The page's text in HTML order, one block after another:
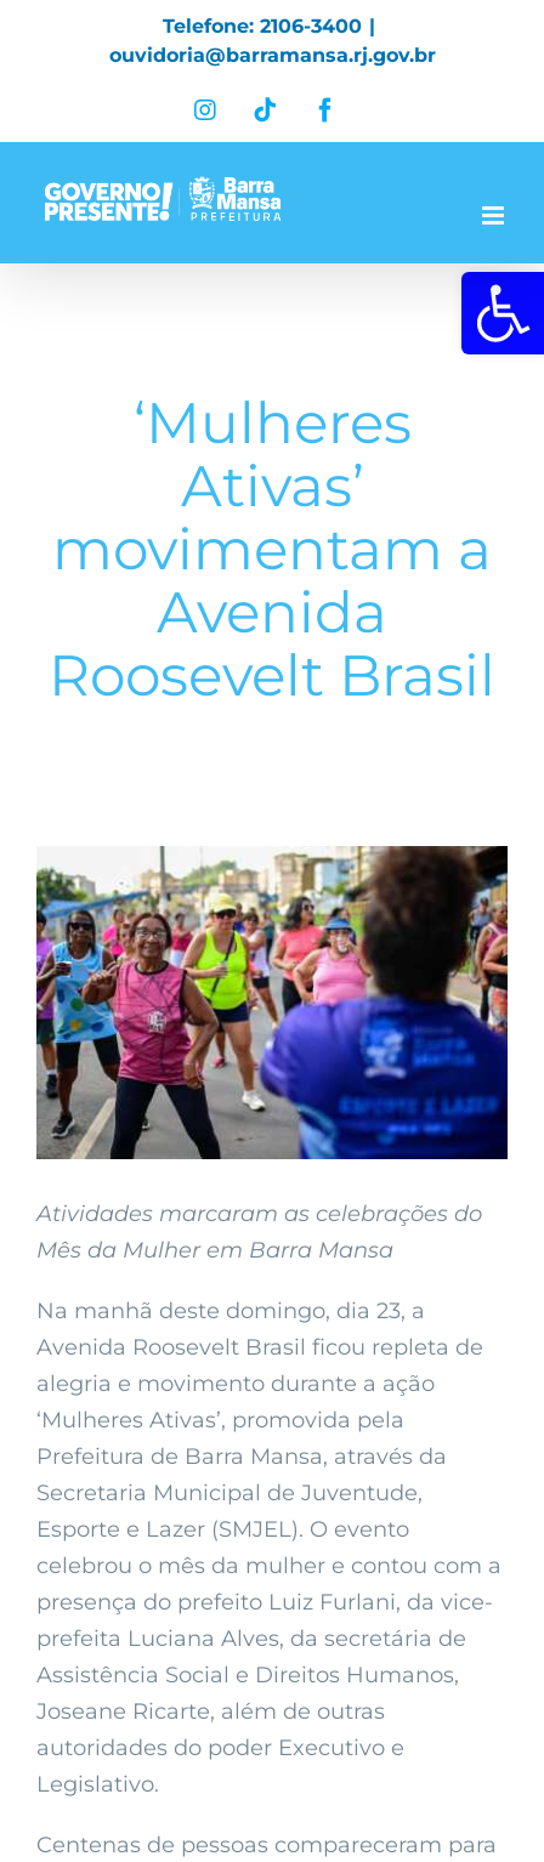
Abrir a
Telefone: 2106-3400 |
ouvidoria@barramansa.rj.gov.br
InstagramTiktok
‘Mulheres
Ativas’
movimentam a
Avenida
Roosevelt Brasil
View
Larger
Image
Atividades marcaram as celebrações do
Mês da Mulher em Barra Mansa
Na manhã deste domingo, dia 23, a
Avenida Roosevelt Brasil ficou repleta de
alegria e movimento durante a ação
‘Mulheres Ativas’, promovida pela
Prefeitura de Barra Mansa, através da
Secretaria Municipal de Juventude,
Esporte e Lazer (SMJEL). O evento
celebrou o mês da mulher e contou com a
presença do prefeito Luiz Furlani, da vice-
prefeita Luciana Alves, da secretária de
Assistência Social e Direitos Humanos,
Joseane Ricarte, além de outras
autoridades do poder Executivo e
Legislativo.
Centenas de pessoas compareceram para